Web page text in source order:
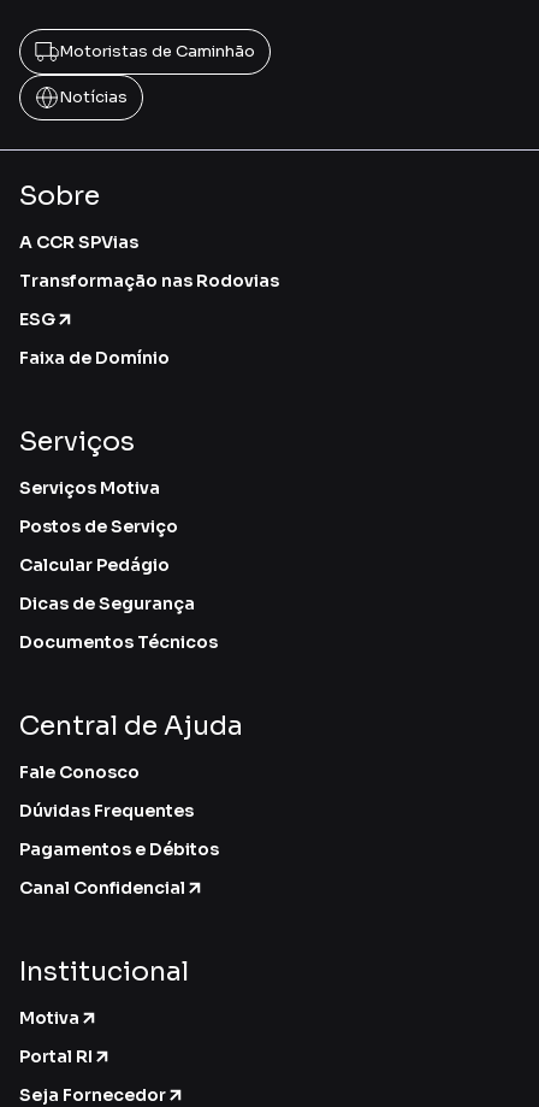
Motoristas de Caminhão
Notícias
Sobre
A CCR SPVias
Transformação nas Rodovias
ESG
Faixa de Domínio
Serviços
Serviços Motiva
Postos de Serviço
Calcular Pedágio
Dicas de Segurança
Documentos Técnicos
Central de Ajuda
Fale Conosco
Dúvidas Frequentes
Pagamentos e Débitos
Canal Confidencial
Institucional
Motiva
Portal RI
Seja Fornecedor